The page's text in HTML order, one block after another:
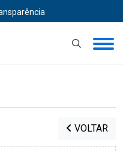
VOLTAR